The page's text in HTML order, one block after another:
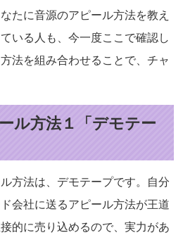
たに音源のアピール方法を教え
いる人も、今一度ここで確認し
法を組み合わせることで、チャ
ル方法１「デモテー
方法は、デモテープです。自分
会社に送るアピール方法が王道
的に売り込めるので、実力があ